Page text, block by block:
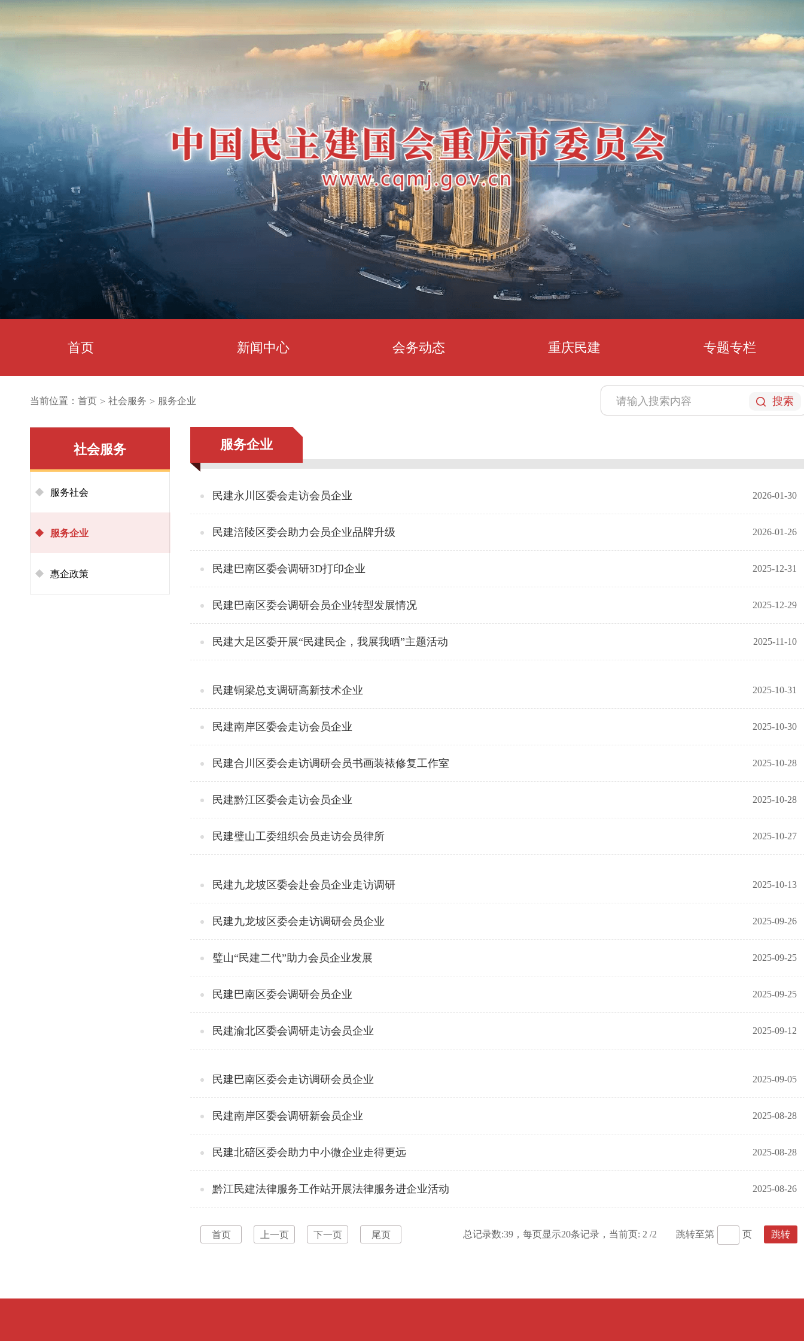
首页 新闻中心 会务动态 重庆民建 专题专栏
搜索
当前位置： 首页 > 社会服务 > 服务企业
社会服务
服务社会
服务企业
惠企政策
服务企业
民建永川区委会走访会员企业 2026-01-30
民建涪陵区委会助力会员企业品牌升级 2026-01-26
民建巴南区委会调研3D打印企业 2025-12-31
民建巴南区委会调研会员企业转型发展情况 2025-12-29
民建大足区委开展“民建民企，我展我晒”主题活动 2025-11-10
民建铜梁总支调研高新技术企业 2025-10-31
民建南岸区委会走访会员企业 2025-10-30
民建合川区委会走访调研会员书画装裱修复工作室 2025-10-28
民建黔江区委会走访会员企业 2025-10-28
民建璧山工委组织会员走访会员律所 2025-10-27
民建九龙坡区委会赴会员企业走访调研 2025-10-13
民建九龙坡区委会走访调研会员企业 2025-09-26
璧山“民建二代”助力会员企业发展 2025-09-25
民建巴南区委会调研会员企业 2025-09-25
民建渝北区委会调研走访会员企业 2025-09-12
民建巴南区委会走访调研会员企业 2025-09-05
民建南岸区委会调研新会员企业 2025-08-28
民建北碚区委会助力中小微企业走得更远 2025-08-28
黔江民建法律服务工作站开展法律服务进企业活动 2025-08-26
首页 上一页 下一页 尾页 跳转
页
总记录数:39，每页显示20条记录，当前页: 2 /2 跳转至第